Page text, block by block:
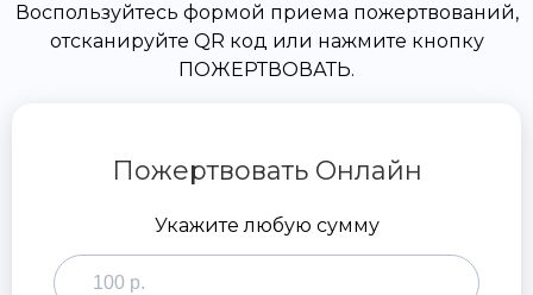
Воспользуйтесь формой приема пожертвований,
отсканируйте QR код или нажмите кнопку
ПОЖЕРТВОВАТЬ.
Пожертвовать Онлайн
Укажите любую сумму